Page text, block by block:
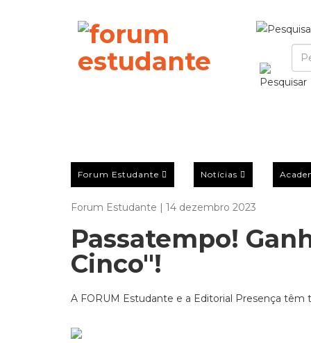
Forum Estudante Notícias
Forum Estudante | 14 dezembro 2023
Passatempo!
Cinco"!
A FORUM Estudante e a Editorial Presença têm